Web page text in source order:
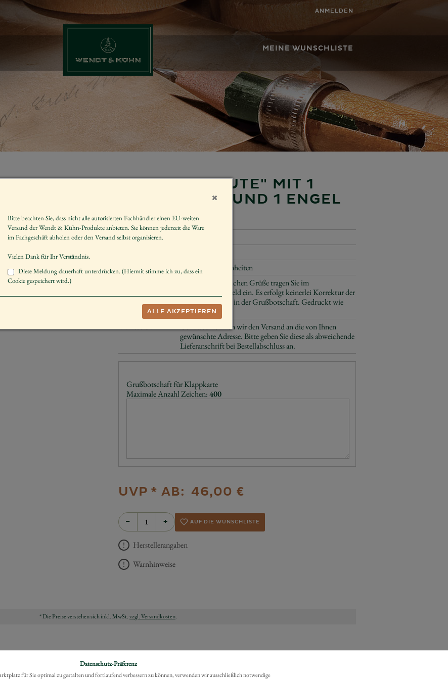
ANMELDEN
MEINE WUNSCHLISTE
SET "ALLES GUTE" MIT 1
GRUSSKARTE UND 1 ENGEL
Artikelnummer
SET/AG/51_I
Geschlecht
Schenken
Herzensangelegenheiten
Ihre ganz persönlichen Grüße tragen Sie im
untenliegenden Feld ein. Es erfolgt keinerlei Korrektur der
Rechtschreibung in der Grußbotschaft. Gedruckt wie
Geschrieben.
Hinweis 2
Gern übernehmen wir den Versand an die von Ihnen
gewünschte Adresse. Bitte geben Sie diese als abweichende
Lieferanschrift bei Bestellabschluss an.
Grußbotschaft für Klappkarte
Maximale Anzahl Zeichen:400
UVP * AB: 46,00 €
− + AUF DIE WUNSCHLISTE
Herstellerangaben
Warnhinweise
* Die Preise verstehen sich inkl. MwSt.zzgl. Versandkosten.
Datenschutz-Präferenz
für Sie optimal zu gestalten und fortlaufend verbessern zu können, verwenden wir ausschließlich notwendige
Bitte beachten Sie, dass nicht alle autorisierten Fachhändler einen EU-weiten
Versand der Wendt & Kühn-Produkte anbieten. Sie können jederzeit die Ware
im Fachgeschäft abholen oder den Versand selbst organisieren.
Vielen Dank für Ihr Verständnis.
Diese Meldung dauerhaft unterdrücken. (Hiermit stimme ich zu, dass ein
Cookie gespeichert wird.)
ALLE AKZEPTIEREN